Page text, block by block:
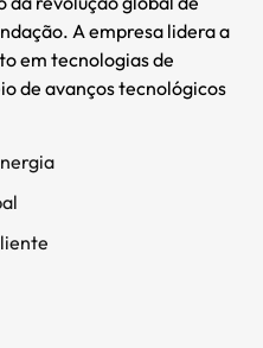
A empresa lidera a
em tecnologias de
de avanços tecnológicos